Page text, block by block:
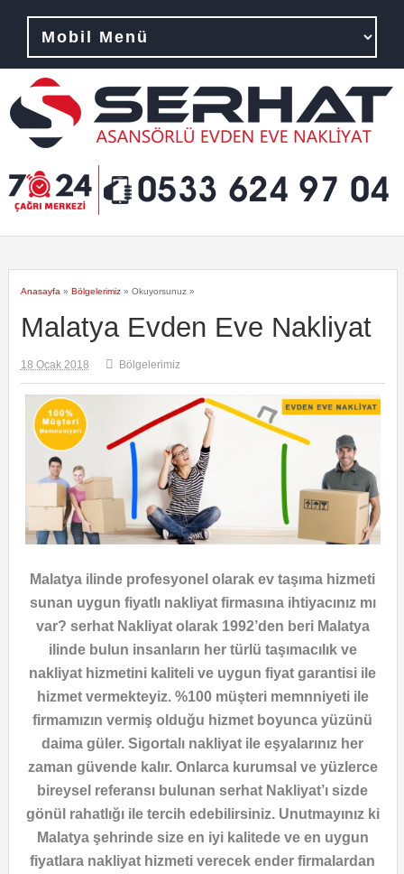
Anasayfa » Bölgelerimiz» Okuyorsunuz »
Malatya Evden Eve Nakliyat
18 Ocak 2018 Bölgelerimiz
Malatya ilinde profesyonel olarak ev taşıma hizmeti
sunan uygun fiyatlı nakliyat firmasına ihtiyacınız mı
var? serhat Nakliyat olarak 1992’den beri Malatya
ilinde bulun insanların her türlü taşımacılık ve
nakliyat hizmetini kaliteli ve uygun fiyat garantisi ile
hizmet vermekteyiz. %100 müşteri memnniyeti ile
firmamızın vermiş olduğu hizmet boyunca yüzünü
daima güler. Sigortalı nakliyat ile eşyalarınız her
zaman güvende kalır. Onlarca kurumsal ve yüzlerce
bireysel referansı bulunan serhat Nakliyat’ı sizde
gönül rahatlığı ile tercih edebilirsiniz. Unutmayınız ki
Malatya şehrinde size en iyi kalitede ve en uygun
fiyatlara nakliyat hizmeti verecek ender firmalardan